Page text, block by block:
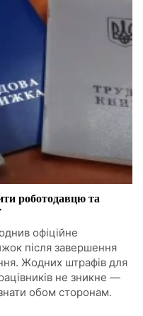
роботодавцю та
офіційне
після завершення
Жодних штрафів для
не зникне —
обом сторонам.